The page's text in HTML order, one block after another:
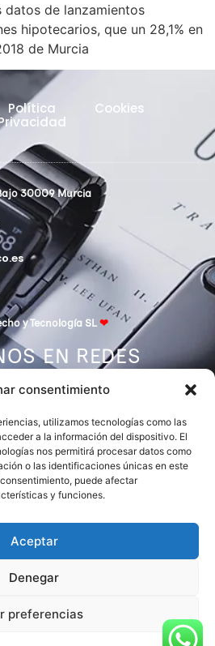
consentimiento
utilizamos tecnologías como las
a la información del dispositivo. El
nos permitirá procesar datos como
o las identificaciones únicas en este
puede afectar
y funciones.
Aceptar
Denegar
preferencias
datos de lanzamientos
hipotecarios, que un 28,1% en
de Murcia
Política
Cookies
30009 Murcia
y Tecnología SL ❤
EN REDES
NETWORK